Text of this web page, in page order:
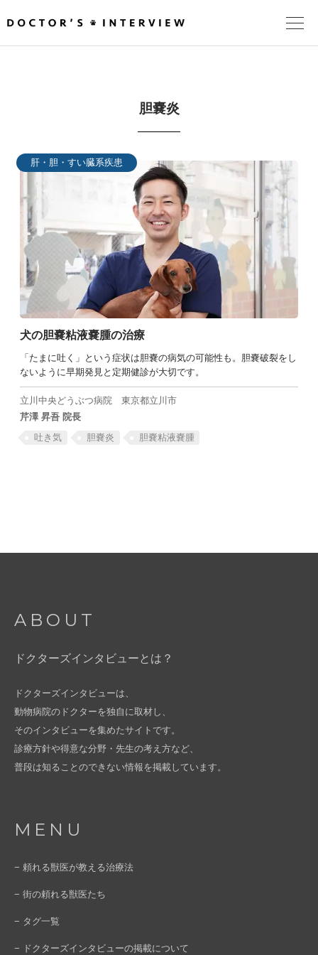
頼れるドクターが教える治療法
街の頼れるドクターたち
インタビューを検索
SEARCH
胆嚢炎
肝・胆・すい臓系疾患
犬の胆嚢粘液嚢腫の治療
「たまに吐く」という症状は胆嚢の病気の可能性も。胆嚢破裂をし
ないように早期発見と定期健診が大切です。
立川中央どうぶつ病院 東京都立川市
芹澤 昇吾 院長
吐き気
胆嚢炎 胆嚢粘液嚢腫
ABOUT
ドクターズインタビューとは？
ドクターズインタビューは、
動物病院のドクターを独自に取材し、
そのインタビューを集めたサイトです。
診療方針や得意な分野・先生の考え方など、
普段は知ることのできない情報を掲載しています。
MENU
− 頼れる獣医が教える治療法
− 街の頼れる獣医たち
− タグ一覧
− ドクターズインタビューの掲載について